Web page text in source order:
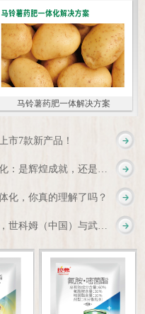
马铃薯药肥一体解决方案
市7款新产品！
十多年磨砺，药肥一体化：是辉煌成就，还是新起点？
化，你真的理解了吗？
强强联合，一起向未来，世科姆（中国）与武汉科诺达成战略合作协议